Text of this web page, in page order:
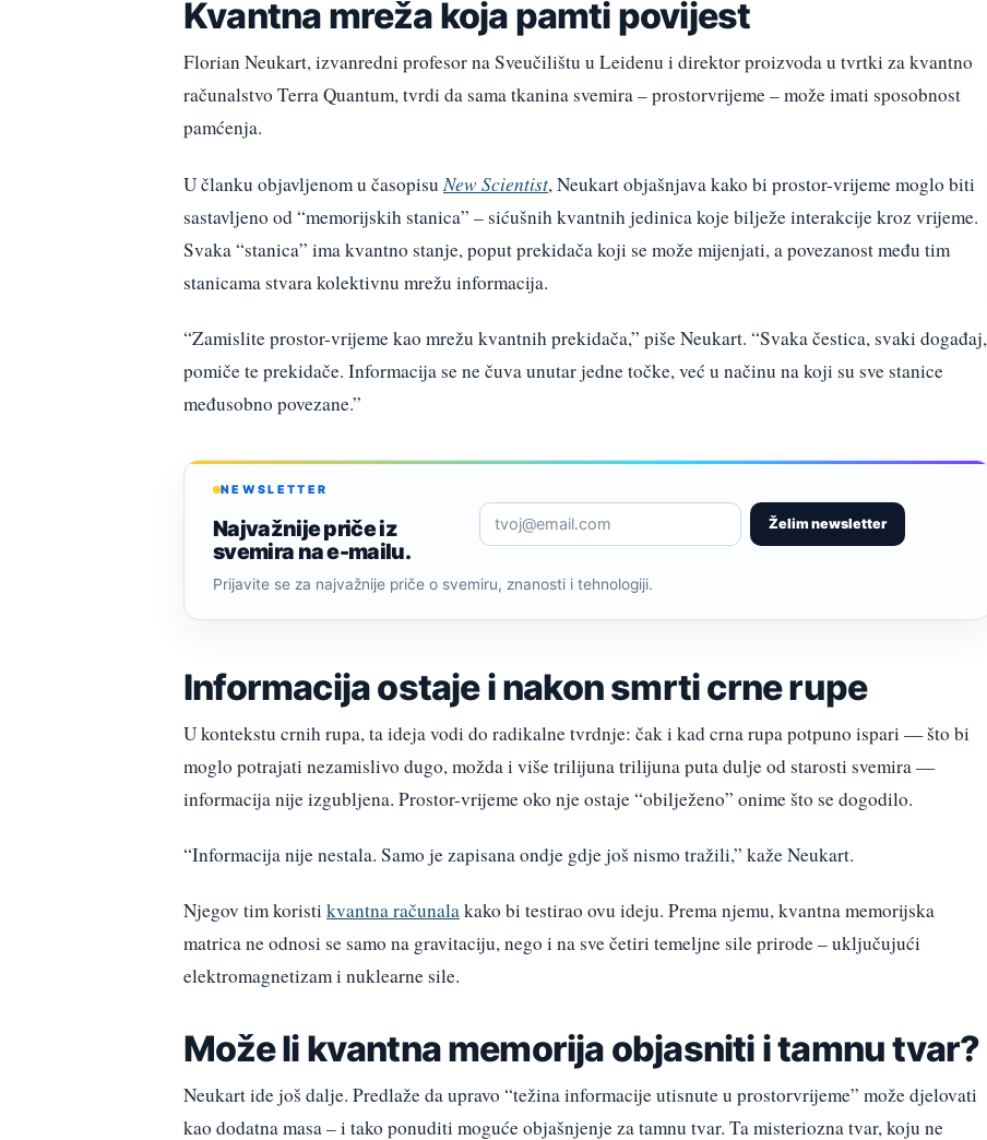
Kvantna mreža koja pamti povijest
Florian Neukart, izvanredni profesor na Sveučilištu u Leidenu i direktor proizvoda u tvrtki za kvantno
računalstvo Terra Quantum, tvrdi da sama tkanina svemira – prostorvrijeme – može imati sposobnost
pamćenja.
U članku objavljenom u časopisu New Scientist, Neukart objašnjava kako bi prostor-vrijeme moglo biti
sastavljeno od “memorijskih stanica” – sićušnih kvantnih jedinica koje bilježe interakcije kroz vrijeme.
Svaka “stanica” ima kvantno stanje, poput prekidača koji se može mijenjati, a povezanost među tim
stanicama stvara kolektivnu mrežu informacija.
“Zamislite prostor-vrijeme kao mrežu kvantnih prekidača,” piše Neukart. “Svaka čestica, svaki događaj,
pomiče te prekidače. Informacija se ne čuva unutar jedne točke, već u načinu na koji su sve stanice
međusobno povezane.”
NEWSLETTER
Najvažnije priče iz
svemira na e-mailu.
Želim newsletter
Prijavite se za najvažnije priče o svemiru, znanosti i tehnologiji.
Informacija ostaje i nakon smrti crne rupe
U kontekstu crnih rupa, ta ideja vodi do radikalne tvrdnje: čak i kad crna rupa potpuno ispari — što bi
moglo potrajati nezamislivo dugo, možda i više trilijuna trilijuna puta dulje od starosti svemira —
informacija nije izgubljena. Prostor-vrijeme oko nje ostaje “obilježeno” onime što se dogodilo.
“Informacija nije nestala. Samo je zapisana ondje gdje još nismo tražili,” kaže Neukart.
Njegov tim koristi kvantna računalakako bi testirao ovu ideju. Prema njemu, kvantna memorijska
matrica ne odnosi se samo na gravitaciju, nego i na sve četiri temeljne sile prirode – uključujući
elektromagnetizam i nuklearne sile.
Može li kvantna memorija objasniti i tamnu tvar?
Neukart ide još dalje. Predlaže da upravo “težina informacije utisnute u prostorvrijeme” može djelovati
kao dodatna masa – i tako ponuditi moguće objašnjenje za tamnu tvar. Ta misteriozna tvar, koju ne